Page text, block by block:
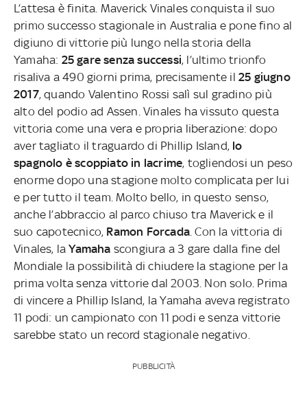
L’attesa è finita. Maverick Vinales conquista il suo
primo successo stagionale in Australia e pone fino al
digiuno di vittorie più lungo nella storia della
Yamaha: 25 gare senza successi, l’ultimo trionfo
risaliva a 490 giorni prima, precisamente il 25 giugno
2017, quando Valentino Rossi salì sul gradino più
alto del podio ad Assen. Vinales ha vissuto questa
vittoria come una vera e propria liberazione: dopo
aver tagliato il traguardo di Phillip Island, lo
spagnolo è scoppiato in lacrime, togliendosi un peso
enorme dopo una stagione molto complicata per lui
e per tutto il team. Molto bello, in questo senso,
anche l’abbraccio al parco chiuso tra Maverick e il
suo capotecnico, Ramon Forcada . Con la vittoria di
Vinales, laYamaha scongiura a 3 gare dalla fine del
Mondiale la possibilità di chiudere la stagione per la
prima volta senza vittorie dal 2003. Non solo. Prima
di vincere a Phillip Island, la Yamaha aveva registrato
11 podi: un campionato con 11 podi e senza vittorie
sarebbe stato un record stagionale negativo.
PUBBLICITÀ